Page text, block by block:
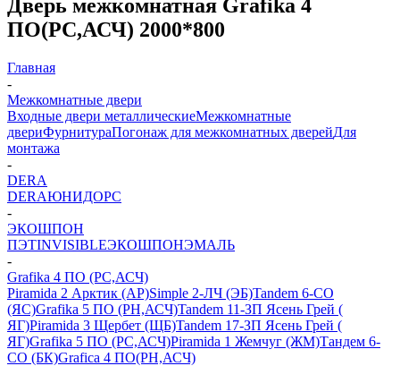
Дверь межкомнатная Grafika 4
ПО(РС,АСЧ) 2000*800
Главная
-
Межкомнатные двери
Входные двери металлическиеМежкомнатные
двериФурнитураПогонаж для межкомнатных дверейДля
монтажа
-
DERA
DERAЮНИДОРС
-
ЭКОШПОН
ПЭТINVISIBLEЭКОШПОНЭМАЛЬ
-
Grafika 4 ПО (РС,АСЧ)
Piramida 2 Арктик (АР)Simple 2-ЛЧ (ЭБ)Tandem 6-CO
(ЯC)Grafika 5 ПО (РН,АСЧ)Tandem 11-ЗП Ясень Грей (
ЯГ)Piramida 3 Щербет (ЩБ)Tandem 17-ЗП Ясень Грей (
ЯГ)Grafika 5 ПО (РС,АСЧ)Piramida 1 Жемчуг (ЖМ)Тандем 6-
СО (БК)Grafica 4 ПО(РН,АСЧ)